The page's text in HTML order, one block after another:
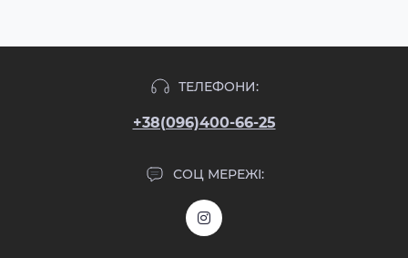
ТЕЛЕФОНИ:
+38(096)400-66-25
СОЦ МЕРЕЖІ: